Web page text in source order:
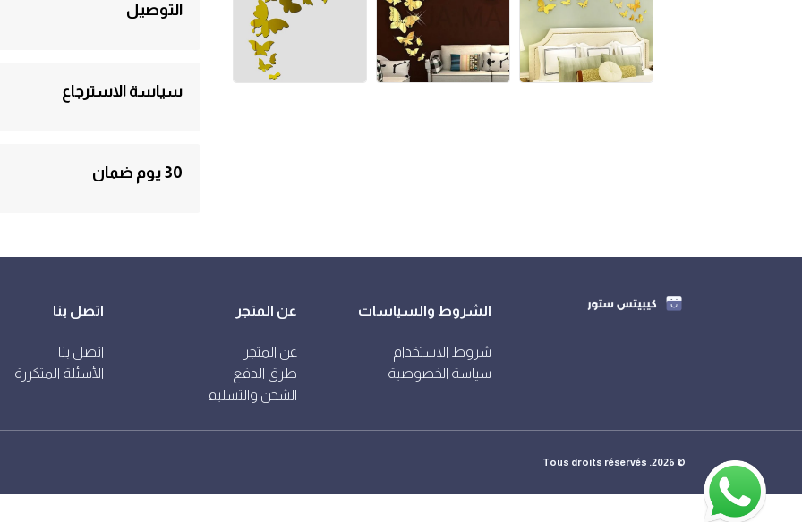
التوصيل
سياسة الاسترجاع
30 يوم ضمان
الشروط والسياسات
شروط الاستخدام
سياسة الخصوصية
عن المتجر
عن المتجر
طرق الدفع
الشحن والتسليم
اتصل بنا
اتصل بنا
الأسئلة المتكررة
© 2026. Tous droits réservés